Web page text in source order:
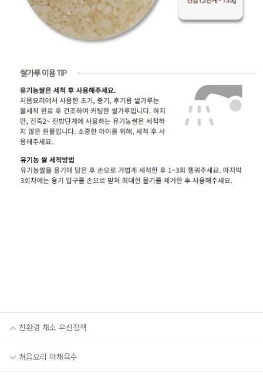
친환경 채소 우선정책
처음요리 야채육수